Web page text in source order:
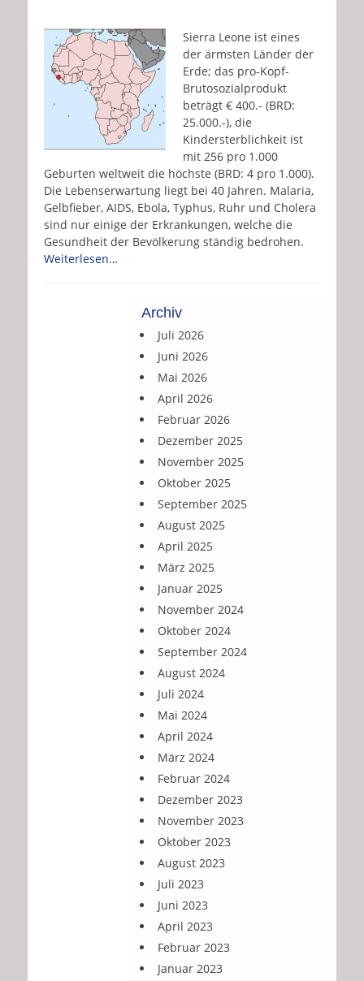
Sierra Leone ist eines
der ärmsten Länder der
Erde; das pro-Kopf-
Brutosozialprodukt
beträgt € 400.- (BRD:
25.000.-), die
Kindersterblichkeit ist
mit 256 pro 1.000
Geburten weltweit die höchste (BRD: 4 pro 1.000).
Die Lebenserwartung liegt bei 40 Jahren. Malaria,
Gelbfieber, AIDS, Ebola, Typhus, Ruhr und Cholera
sind nur einige der Erkrankungen, welche die
Gesundheit der Bevölkerung ständig bedrohen.
Weiterlesen…
Archiv
Juli 2026
Juni 2026
Mai 2026
April 2026
Februar 2026
Dezember 2025
November 2025
Oktober 2025
September 2025
August 2025
April 2025
März 2025
Januar 2025
November 2024
Oktober 2024
September 2024
August 2024
Juli 2024
Mai 2024
April 2024
März 2024
Februar 2024
Dezember 2023
November 2023
Oktober 2023
August 2023
Juli 2023
Juni 2023
April 2023
Februar 2023
Januar 2023